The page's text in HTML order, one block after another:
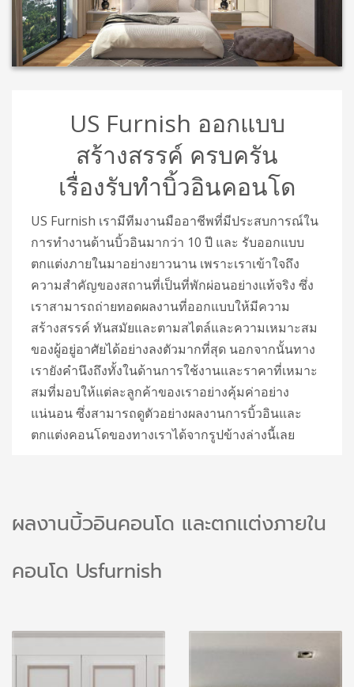
US Furnish ออกแบบ
สร้างสรรค์ ครบครัน
เรื่องรับทำบิ้วอินคอนโด
US Furnish เรามีทีมงานมืออาชีพที่มีประสบการณ์ใน
การทำงานด้านบิ้วอินมากว่า 10 ปี และ รับออกแบบ
ตกแต่งภายในมาอย่างยาวนาน เพราะเราเข้าใจถึง
ความสำคัญของสถานที่เป็นที่พักผ่อนอย่างแท้จริง ซึ่ง
เราสามารถถ่ายทอดผลงานที่ออกแบบให้มีความ
สร้างสรรค์ ทันสมัยและตามสไตล์และความเหมาะสม
ของผู้อยู่อาศัยได้อย่างลงตัวมากที่สุด นอกจากนั้นทาง
เรายังคำนึงถึงทั้งในด้านการใช้งานและราคาที่เหมาะ
สมที่มอบให้แต่ละลูกค้าของเราอย่างคุ้มค่าอย่าง
แน่นอน ซึ่งสามารถดูตัวอย่างผลงานการบิ้วอินและ
ตกแต่งคอนโดของทางเราได้จากรูปข้างล่างนี้เลย
ผลงานบิ้วอินคอนโด และตกเเต่งภายใน
คอนโด Usfurnish